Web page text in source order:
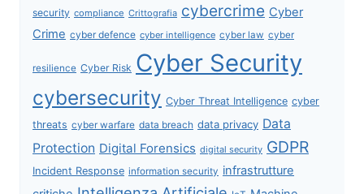
security compliance Crittografia cybercrime Cyber
Crime cyber defence cyber intelligence cyber law cyber
resilience Cyber Risk Cyber Security
cybersecurity Cyber Threat Intelligence cyber
threats cyber warfare data breach data privacy Data
Protection Digital Forensics digital security GDPR
Incident Response information security infrastrutture